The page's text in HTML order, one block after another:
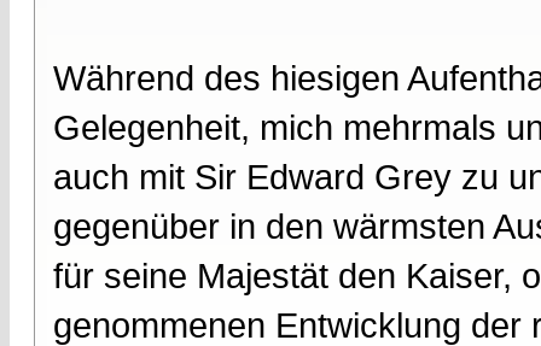
Während des hiesigen
Gelegenheit, mich mehrmals
auch mit Sir Edward Grey zu
gegenüber in den wärmsten
für seine Majestät den Kaiser,
genommenen Entwicklung